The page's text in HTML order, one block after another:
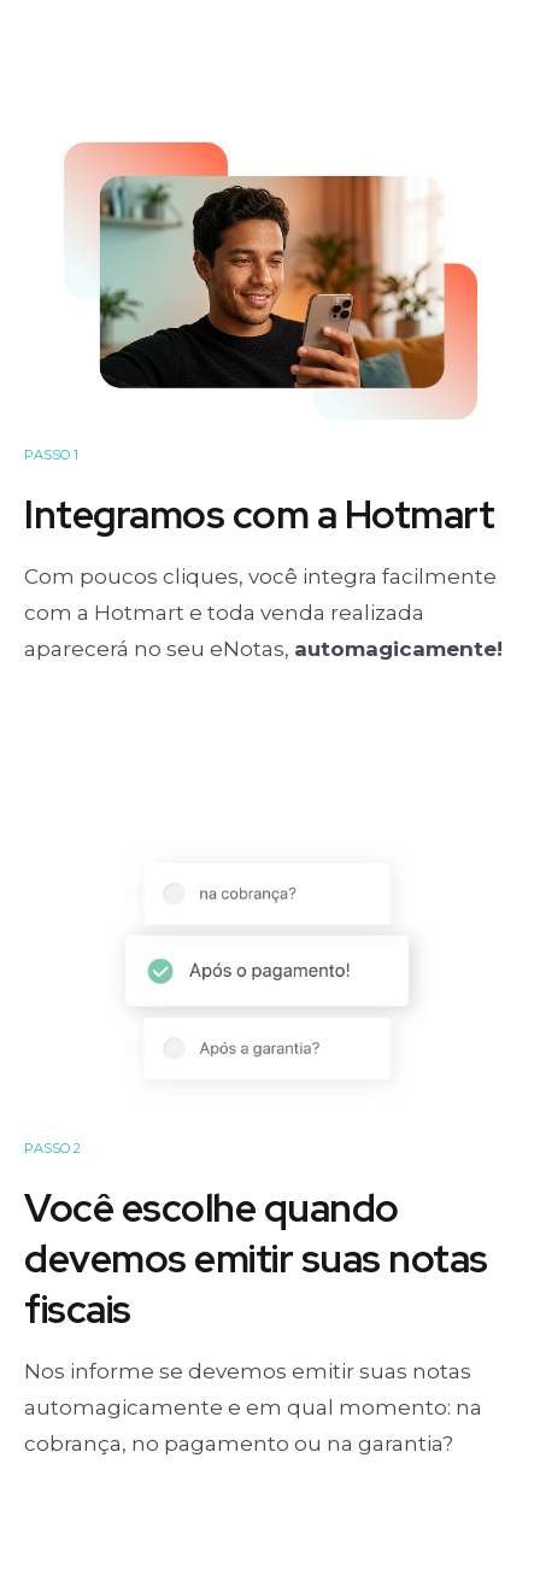
PASSO 1
Integramos com a Hotmart
Com poucos cliques, você integra facilmente
com a Hotmart e toda venda realizada
aparecerá no seu eNotas, automagicamente!
PASSO 2
Você escolhe quando
devemos emitir suas notas
fiscais
Nos informe se devemos emitir suas notas
automagicamente e em qual momento: na
cobrança, no pagamento ou na garantia?